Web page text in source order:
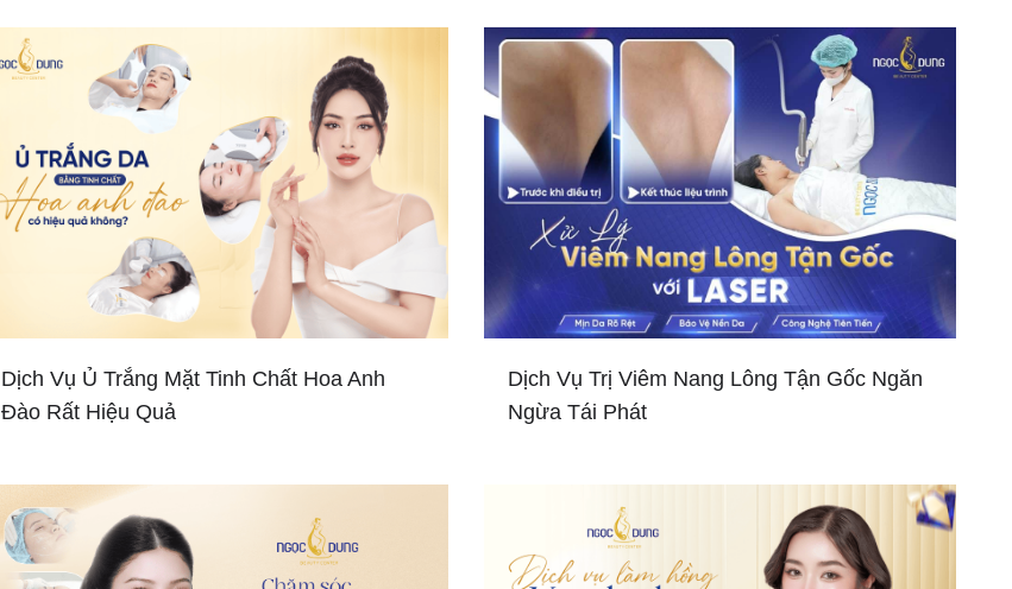
Dịch Vụ Ủ Trắng Mặt Tinh Chất Hoa Anh
Đào Rất Hiệu Quả
Dịch Vụ Trị Viêm Nang Lông Tận Gốc Ngăn
Ngừa Tái Phát